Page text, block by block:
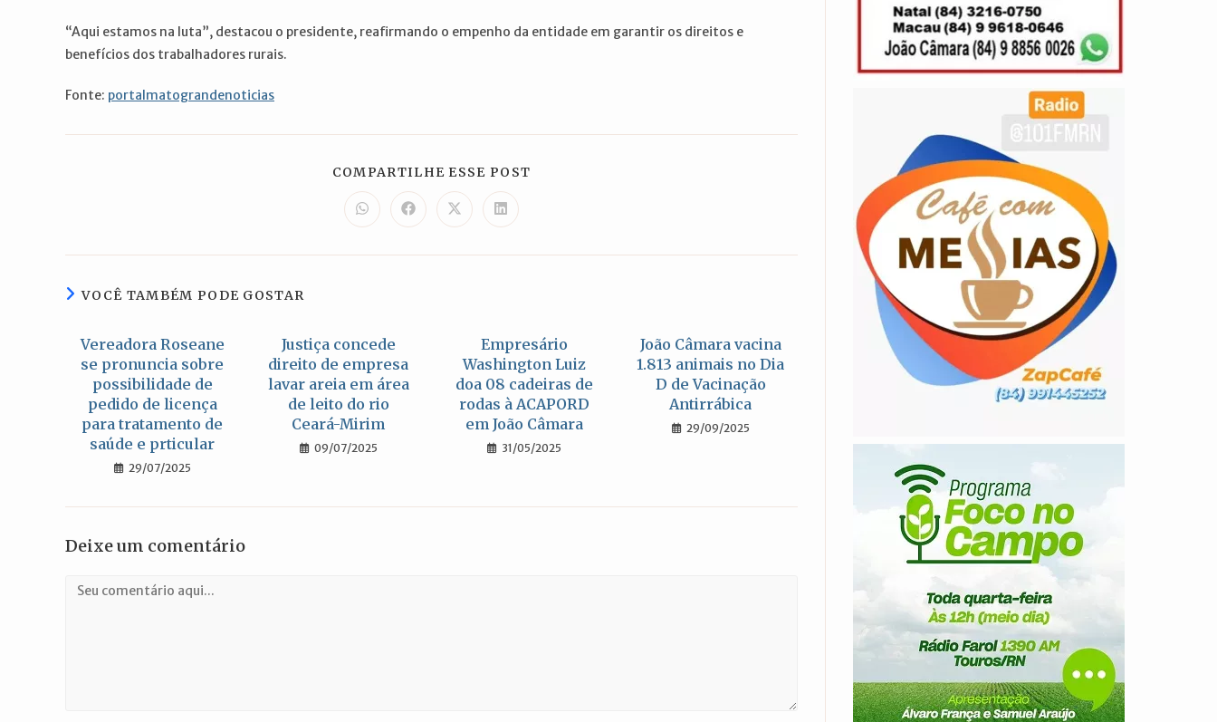
“Aqui estamos na luta”, destacou o presidente, reafirmando o empenho da entidade em garantir os direitos e
benefícios dos trabalhadores rurais.
Fonte: portalmatograndenoticias
COMPARTILHE ESSE POST
Abre
em
nova
Abre
em
nova
Abre
em
nova
Abre
em
nova
VOCÊ TAMBÉM PODE GOSTAR
Vereadora Roseane
se pronuncia sobre
possibilidade de
pedido de licença
para tratamento de
saúde e prticular
29/07/2025
Justiça concede
direito de empresa
lavar areia em área
de leito do rio
Ceará-Mirim
09/07/2025
Empresário
Washington Luiz
doa 08 cadeiras de
rodas à ACAPORD
em João Câmara
31/05/2025
João Câmara vacina
1.813 animais no Dia
D de Vacinação
Antirrábica
29/09/2025
Deixe um comentário
Comentário